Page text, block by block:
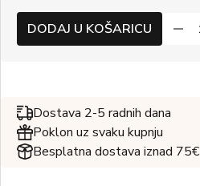
DODAJ U KOŠARICU
Dostava 2-5 radnih dana
Poklon uz svaku kupnju
Besplatna dostava iznad 75€